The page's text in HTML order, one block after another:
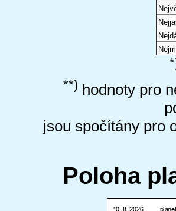
**) hodnoty pro
jsou spočítány pro
Poloha